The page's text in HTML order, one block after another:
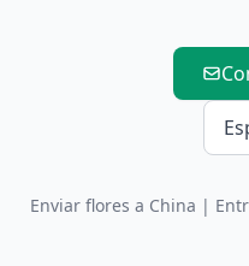
Enviar flores a China |